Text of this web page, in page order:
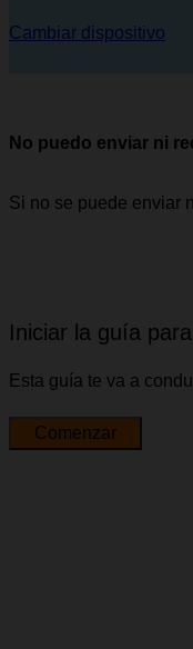
Cambiar dispositivo
No puedo enviar ni
Si no se puede enviar
Iniciar la guía
Esta guía te va a
Comenzar